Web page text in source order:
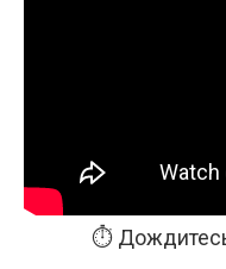
⏱️ Дождитесь